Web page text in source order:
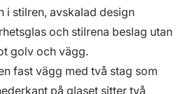
i stilren, avskalad design
och stilrena beslag utan
golv och vägg.
fast vägg med två stag som
på glaset sitter två